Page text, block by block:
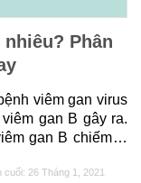
Phân
viêm gan virus
gan B gây ra.
gan B chiếm tỷ
cuối: 26 Tháng 1, 2021